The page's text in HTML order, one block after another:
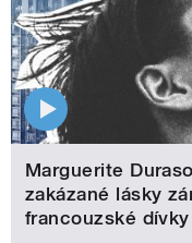
Marguerite
zakázané lásky
francouzské dívky